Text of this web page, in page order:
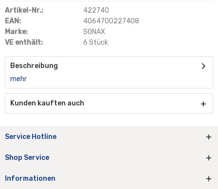
Artikel-Nr.:
422740
EAN:
4064700227408
Marke:
SONAX
VE enthält:
6 Stück
Beschreibung
mehr
Kunden kauften auch
Service Hotline
Shop Service
Informationen